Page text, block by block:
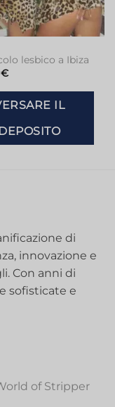
lesbico a Ibiza
€
IL
di
innovazione e
Con anni di
sofisticate e
of Stripper